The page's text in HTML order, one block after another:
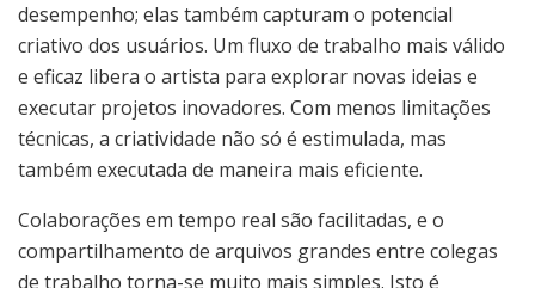
desempenho; elas também capturam o potencial
criativo dos usuários. Um fluxo de trabalho mais válido
e eficaz libera o artista para explorar novas ideias e
executar projetos inovadores. Com menos limitações
técnicas, a criatividade não só é estimulada, mas
também executada de maneira mais eficiente.
Colaborações em tempo real são facilitadas, e o
compartilhamento de arquivos grandes entre colegas
de trabalho torna-se muito mais simples. Isto é